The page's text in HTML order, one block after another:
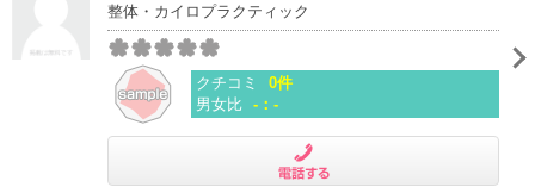
整体・カイロプラクティック
クチコミ
0件
男女比 -：-